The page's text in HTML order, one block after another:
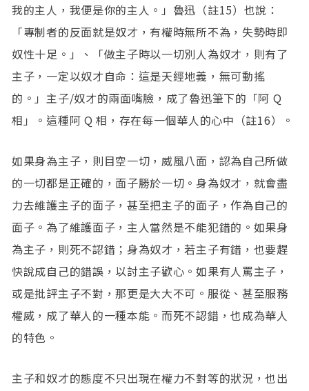
我的主人，我便是你的主人。」魯迅（註15）也說：
「專制者的反面就是奴才，有權時無所不為，失勢時即
奴性十足。」、「做主子時以一切別人為奴才，則有了
主子，一定以奴才自命：這是天經地義，無可動搖
的。」主子/奴才的兩面嘴臉，成了魯迅筆下的「阿 Q
相」。這種阿 Q 相，存在每一個華人的心中（註16）。
如果身為主子，則目空一切，威風八面，認為自己所做
的一切都是正確的，面子勝於一切。身為奴才，就會盡
力去維護主子的面子，甚至把主子的面子，作為自己的
面子。為了維護面子，主人當然是不能犯錯的。如果身
為主子，則死不認錯；身為奴才，若主子有錯，也要趕
快說成自己的錯誤，以討主子歡心。如果有人罵主子，
或是批評主子不對，那更是大大不可。服從、甚至服務
權威，成了華人的一種本能。而死不認錯，也成為華人
的特色。
主子和奴才的態度不只出現在權力不對等的狀況，也出